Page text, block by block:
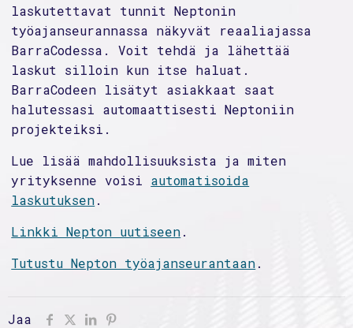
laskutettavat tunnit Neptonin
työajanseurannassa näkyvät reaaliajassa
BarraCodessa. Voit tehdä ja lähettää
laskut silloin kun itse haluat.
BarraCodeen lisätyt asiakkaat saat
halutessasi automaattisesti Neptoniin
projekteiksi.
Lue lisää mahdollisuuksista ja miten
yrityksenne voisi automatisoida
laskutuksen.
Linkki Nepton uutiseen.
Tutustu Nepton työajanseurantaan.
Jaa